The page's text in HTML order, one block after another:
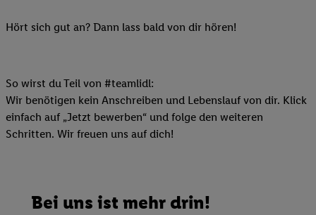
Hört sich gut an? Dann lass bald von dir hören!
So wirst du Teil von #teamlidl:
Wir benötigen kein Anschreiben und Lebenslauf von dir. Klick
einfach auf „Jetzt bewerben“ und folge den weiteren
Schritten. Wir freuen uns auf dich!
Bei uns ist mehr drin!